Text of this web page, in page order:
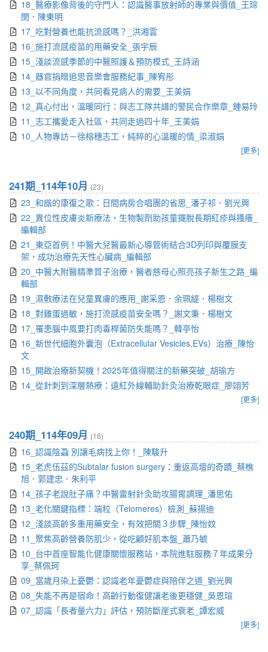
18_醫療影像背後的守門人：認識醫事放射師的專業與價值_王琮
閔．陳東明
17_吃對營養也能抗流感嗎？_洪湘雲
16_施打流感疫苗的用藥安全_張宇辰
15_淺談流感季節的中醫照護＆預防模式_王詩涵
14_器官捐贈追思音樂會服務紀事_陳宥彤
13_以不同角度，共同看見病人的需要_王美娟
12_真心付出，溫暖同行：與志工隊共譜的警民合作樂章_鍾易玲
11_志工攜愛走入社區，共同走過四十年_王美娟
10_人物專訪－徐榕穗志工，純粹的心溫暖的情_梁淑娟
[更多]
241期_114年10月 (23)
23_和諧的康復之歌：日間病房合唱團的省思_潘子祁．劉光興
22_異位性皮膚炎新療法，生物製劑助孩童擺脫長期紅疹與搔癢_
編輯部
21_東亞首例！中醫大兒醫最新心導管術結合3D列印與覆膜支
架，成功治療先天性心臟病_編輯部
20_中醫大附醫精準質子治療，醫者慈母心照亮孩子新生之路_編
輯部
19_濕敷療法在兒童異膚的應用_謝采恩．余珮緹．楊樹文
18_對雞蛋過敏，施打流感疫苗安全嗎？_謝文秉．楊樹文
17_罹患腦中風要打肉毒桿菌防失能嗎？_韓亭怡
16_新世代細胞外囊泡（Extracellular Vesicles,EVs）治療_陳怡
文
15_開啟治療新契機！2025年值得關注的新藥突破_胡瑜方
14_從針刺到深層熱療：遠紅外線輔助針灸治療乾眼症_廖翊芳
[更多]
240期_114年09月 (16)
16_認識陰蝨 別讓毛病找上你！_陳駿升
15_老虎伍茲的Subtalar fusion surgery：重返高壇的奇蹟_蔡樵
旭．郭建忠．朱利平
14_孩子老說肚子痛？中醫雷射針灸助攻腸胃調理_潘思佑
13_老化關鍵指標：端粒（Telomeres）檢測_蘇揚迪
12_淺談高齡多重用藥安全，有效把關３步驟_陳怡妏
11_聚焦高齡營養防肌少，從吃顧好肌本盤_蕭乃毓
10_台中首座智能化健康關懷服務站，本院進駐服務７年成果分
享_蔡佩珂
09_當歲月染上憂鬱：認識老年憂鬱症與陪伴之道_劉光興
08_失能不再是宿命！高齡行動復健讓老後更穩健_吳恩瑄
07_認識「長者量六力」評估，預防斷崖式衰老_譚宏威
[更多]